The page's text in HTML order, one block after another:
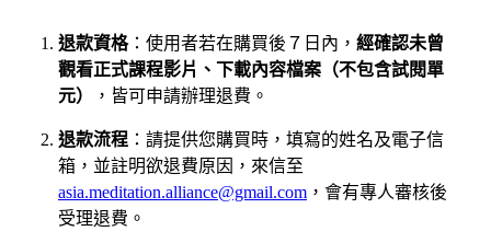
退款資格：使用者若在購買後７日內， 經確認未曾
觀看正式課程影片、下載內容檔案（不包含試閱單
元）
，皆可申請辦理退費。
退款流程 ：請提供您購買時，填寫的姓名及電子信
箱，並註明欲退費原因，來信至
asia.meditation.alliance@gmail.com ，會有專人審核後
受理退費。